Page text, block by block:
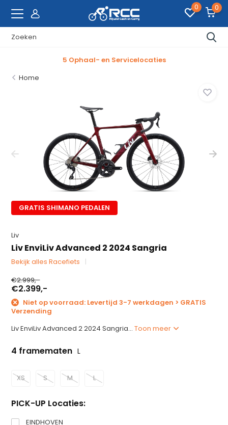
0 0
5 Ophaal- en Servicelocaties
Home
GRATIS SHIMANO PEDALEN
Liv
Liv EnviLiv Advanced 2 2024 Sangria
Bekijk alles Racefiets
€2.999,-
€2.399,-
Niet op voorraad: Levertijd 3-7 werkdagen > GRATIS
Verzending
Liv EnviLiv Advanced 2 2024 Sangria...Toon meer
4 framematen L
XS S M L
PICK-UP Locaties:
EINDHOVEN